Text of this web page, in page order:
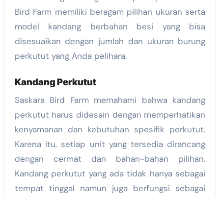
Bird Farm memiliki beragam pilihan ukuran serta
model kandang berbahan besi yang bisa
disesuaikan dengan jumlah dan ukuran burung
perkutut yang Anda pelihara.
Kandang Perkutut
Saskara Bird Farm memahami bahwa kandang
perkutut harus didesain dengan memperhatikan
kenyamanan dan kebutuhan spesifik perkutut.
Karena itu, setiap unit yang tersedia dirancang
dengan cermat dan bahan-bahan pilihan.
Kandang perkutut yang ada tidak hanya sebagai
tempat tinggal namun juga berfungsi sebagai